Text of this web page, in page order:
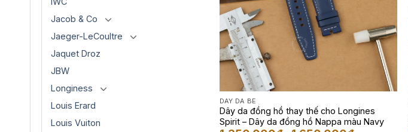
Jacob & Co
Jaeger-LeCoultre
Jaquet Droz
JBW
Longiness
Louis Erard
Louis Vuiton
DÂY DA BÊ
Dây da đồng hồ thay thế cho Longines
Spirit – Dây da đồng hồ Nappa màu Navy